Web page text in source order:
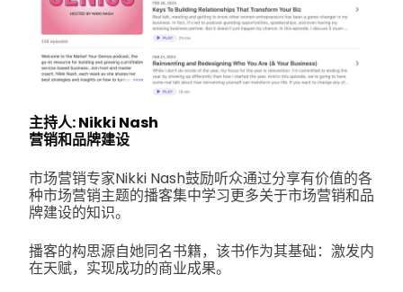
主持人: Nikki Nash
营销和品牌建设
市场营销专家Nikki Nash鼓励听众通过分享有价值的各
种市场营销主题的播客集中学习更多关于市场营销和品
牌建设的知识。
播客的构思源自她同名书籍，该书作为其基础：激发内
在天赋，实现成功的商业成果。